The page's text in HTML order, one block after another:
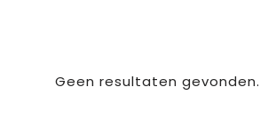
Geen resultaten gevonden.